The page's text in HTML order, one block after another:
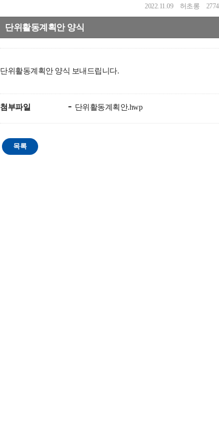
2022.11.09 허초롱 2774
단위활동계획안 양식
단위활동계획안 양식 보내드립니다.
첨부파일 단위활동계획안.hwp